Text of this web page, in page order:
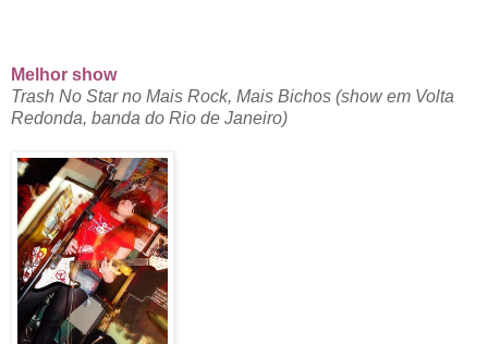
Melhor show
Trash No Star no Mais Rock, Mais Bichos (show em Volta
Redonda, banda do Rio de Janeiro)